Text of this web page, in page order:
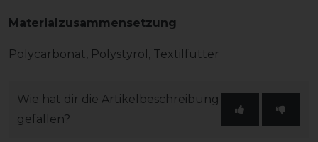
Materialzusammensetzung
Polycarbonat, Polystyrol, Textilfutter
Wie hat dir die Artikelbeschreibung
gefallen?